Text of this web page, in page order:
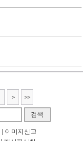
> >>
검색
| 이미지신고